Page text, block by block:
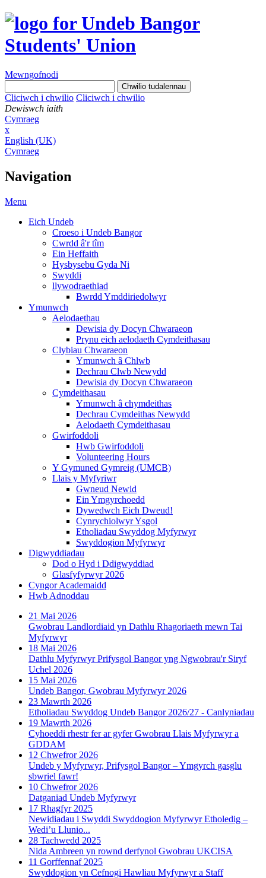
Mewngofnodi
Cliciwch i chwilio Cliciwch i chwilio
Dewiswch iaith
Cymraeg
x
English (UK)
Cymraeg
Navigation
Menu
Eich Undeb
Croeso i Undeb Bangor
Cwrdd â'r tîm
Ein Heffaith
Hysbysebu Gyda Ni
Swyddi
llywodraethiad
Bwrdd Ymddiriedolwyr
Ymunwch
Aelodaethau
Dewisia dy Docyn Chwaraeon
Prynu eich aelodaeth Cymdeithasau
Clybiau Chwaraeon
Ymunwch â Chlwb
Dechrau Clwb Newydd
Dewisia dy Docyn Chwaraeon
Cymdeithasau
Ymunwch â chymdeithas
Dechrau Cymdeithas Newydd
Aelodaeth Cymdeithasau
Gwirfoddoli
Hwb Gwirfoddoli
Volunteering Hours
Y Gymuned Gymreig (UMCB)
Llais y Myfyriwr
Gwneud Newid
Ein Ymgyrchoedd
Dywedwch Eich Dweud!
Cynrychiolwyr Ysgol
Etholiadau Swyddog Myfyrwyr
Swyddogion Myfyrwyr
Digwyddiadau
Dod o Hyd i Ddigwyddiad
Glasfyfyrwyr 2026
Cyngor Academaidd
Hwb Adnoddau
21 Mai 2026
Gwobrau Landlordiaid yn Dathlu Rhagoriaeth mewn Tai
Myfyrwyr
18 Mai 2026
Dathlu Myfyrwyr Prifysgol Bangor yng Ngwobrau'r Siryf
Uchel 2026
15 Mai 2026
Undeb Bangor, Gwobrau Myfyrwyr 2026
23 Mawrth 2026
Etholiadau Swyddog Undeb Bangor 2026/27 - Canlyniadau
19 Mawrth 2026
Cyhoeddi rhestr fer ar gyfer Gwobrau Llais Myfyrwyr a
GDDAM
12 Chwefror 2026
Undeb y Myfyrwyr, Prifysgol Bangor – Ymgyrch gasglu
sbwriel fawr!
10 Chwefror 2026
Datganiad Undeb Myfyrwyr
17 Rhagfyr 2025
Newidiadau i Swyddi Swyddogion Myfyrwyr Etholedig –
Wedi’u Llunio...
28 Tachwedd 2025
Nida Ambreen yn rownd derfynol Gwobrau UKCISA
11 Gorffennaf 2025
Swyddogion yn Cefnogi Hawliau Myfyrwyr a Staff